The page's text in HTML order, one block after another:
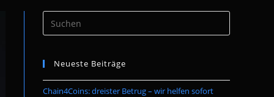
umschalten
Escape
the
Neueste Beiträge
Chain4Coins: dreister Betrug – wir helfen sofort